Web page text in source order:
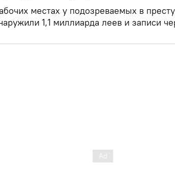
местах у подозреваемых в
1,1 миллиарда леев и записи